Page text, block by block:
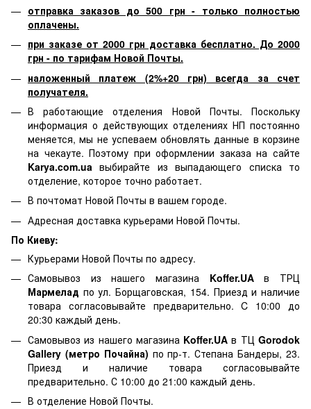
отправка заказов до 500 грн - только полностью
оплачены.
при заказе от 2000 грн доставка бесплатно. До 2000
грн - по тарифам Новой Почты.
наложенный платеж (2%+20 грн) всегда за счет
получателя.
В работающие отделения Новой Почты. Поскольку
информация о действующих отделениях НП постоянно
меняется, мы не успеваем обновлять данные в корзине
на чекауте. Поэтому при оформлении заказа на сайте
Karya.com.ua выбирайте из выпадающего списка то
отделение, которое точно работает.
В почтомат Новой Почты в вашем городе.
Адресная доставка курьерами Новой Почты.
По Киеву:
Курьерами Новой Почты по адресу.
Самовывоз из нашего магазина Koffer.UAв ТРЦ
Мармелад по ул. Борщаговская, 154. Приезд и наличие
товара согласовывайте предварительно. C 10:00 до
20:30 каждый день.
Самовывоз из нашего магазина Koffer.UA в ТЦGorodok
Gallery (метро Почайна) по пр-т. Степана Бандеры, 23.
Приезд и наличие товара согласовывайте
предварительно. С 10:00 до 21:00 каждый день.
В отделение Новой Почты.